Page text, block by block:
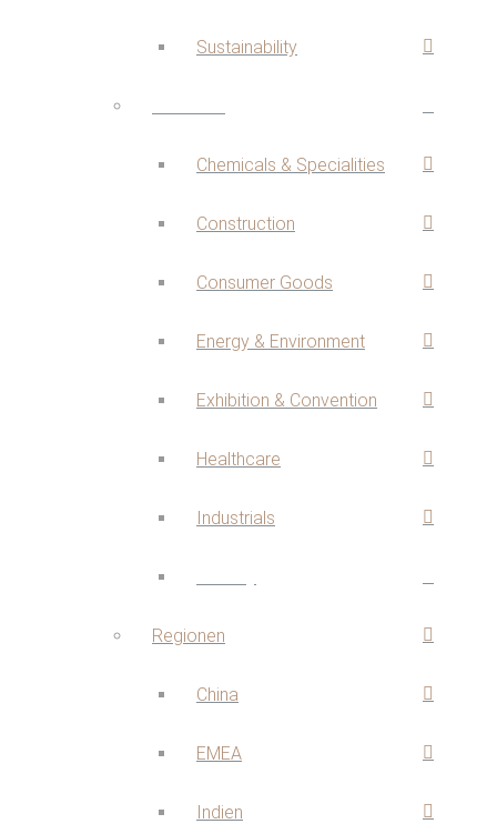
Sustainability
Chemicals & Specialities
Construction
Consumer Goods
Energy & Environment
Exhibition & Convention
Healthcare
Industrials
Regionen
China
EMEA
Indien